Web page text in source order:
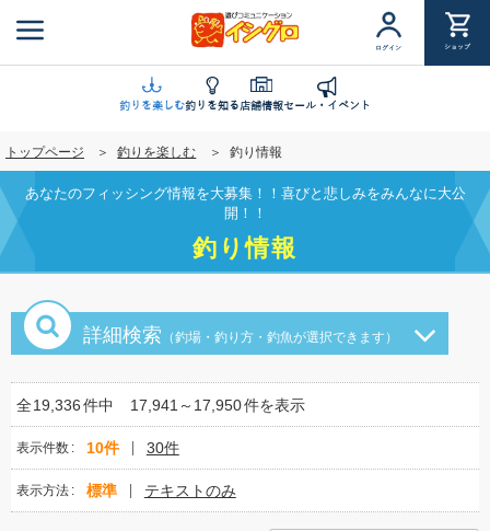
ン
に
移
動
ログイン ショップ
釣りを楽しむ釣りを知る店舗情報セール・イベント
トップページ 釣りを楽しむ 釣り情報
あなたのフィッシング情報を大募集！！喜びと悲しみをみんなに大公
開！！
釣り情報
詳細検索 （釣場・釣り方・釣魚が選択できます）
全19,336件中 17,941～17,950件を表示
表示件数 10件 30件
表示方法 標準 テキストのみ